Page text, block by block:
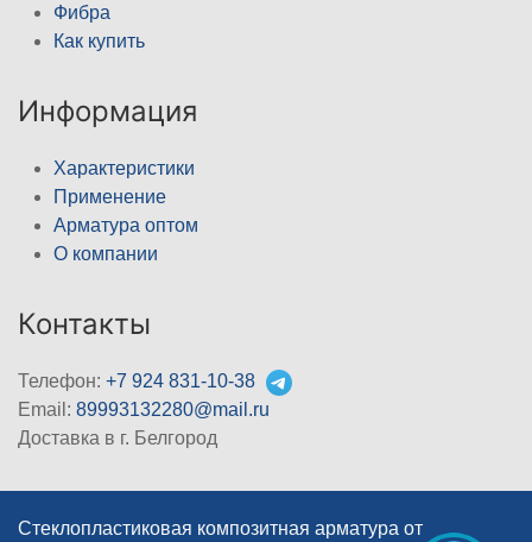
Фибра
Как купить
Информация
Характеристики
Применение
Арматура оптом
О компании
Контакты
Телефон: +7 924 831-10-38
Email: 89993132280@mail.ru
Доставка в г. Белгород
Стеклопластиковая композитная арматура от